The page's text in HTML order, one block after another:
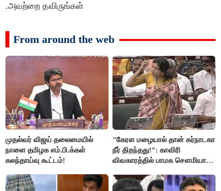
.அவற்றை தவிருங்கள்
From around the web
முதல்வர் விஜய் தலைமையில்
நாளை தமிழக எம்.பி.க்கள்
கலந்தாய்வு கூட்டம்!
"கேரள மழையால் தான் கர்நாடகா
நீர் திறந்தது!": காவிரி
விவகாரத்தில் பாமக சௌமியா